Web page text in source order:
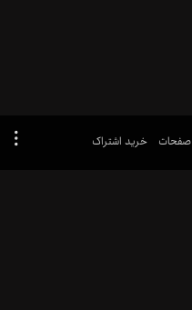
صفحات خرید اشتراک